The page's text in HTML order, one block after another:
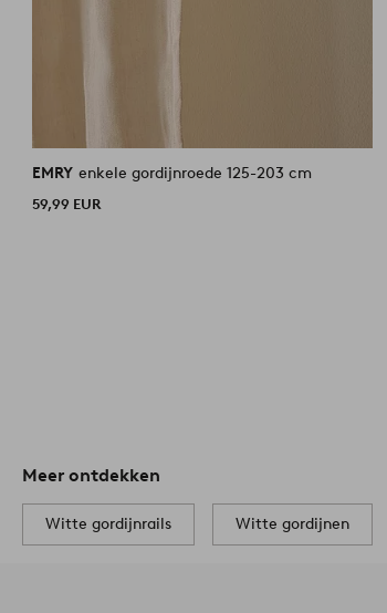
EMRY enkele gordijnroede 125-203 cm
59,99 EUR
Meer ontdekken
Witte gordijnrails Witte gordijnen